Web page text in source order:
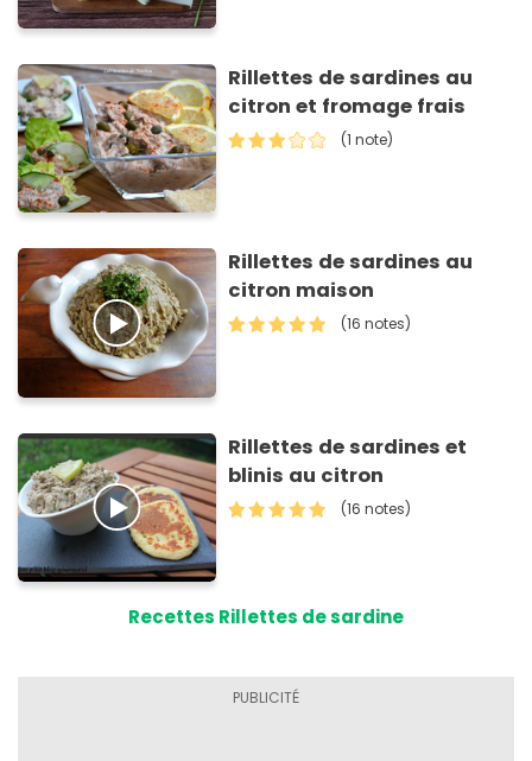
Rillettes de sardines au
citron et fromage frais
(1 note)
Rillettes de sardines au
citron maison
(16 notes)
Rillettes de sardines et
blinis au citron
(16 notes)
Recettes Rillettes de sardine